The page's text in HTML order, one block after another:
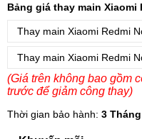
Bảng giá thay main Xiaomi
Thay main Xiaomi Redmi
Thay main Xiaomi Redmi
(Giá trên không bao gồm
trước để giảm công thay)
Thời gian bảo hành: 3 Tháng